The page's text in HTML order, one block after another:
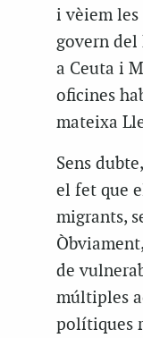
i vèiem
govern del
a Ceuta i
oficines
mateixa
Sens
el fet que
migrants,
de
múltiples
polítiques